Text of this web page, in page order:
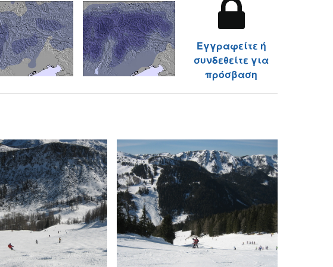
Εγγραφείτε ή
συνδεθείτε για
πρόσβαση